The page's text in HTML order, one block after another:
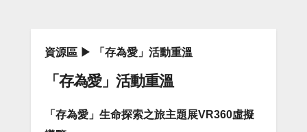
資源區 「存為愛」活動重溫
「存為愛」活動重溫
「存為愛」生命探索之旅主題展VR360虛擬